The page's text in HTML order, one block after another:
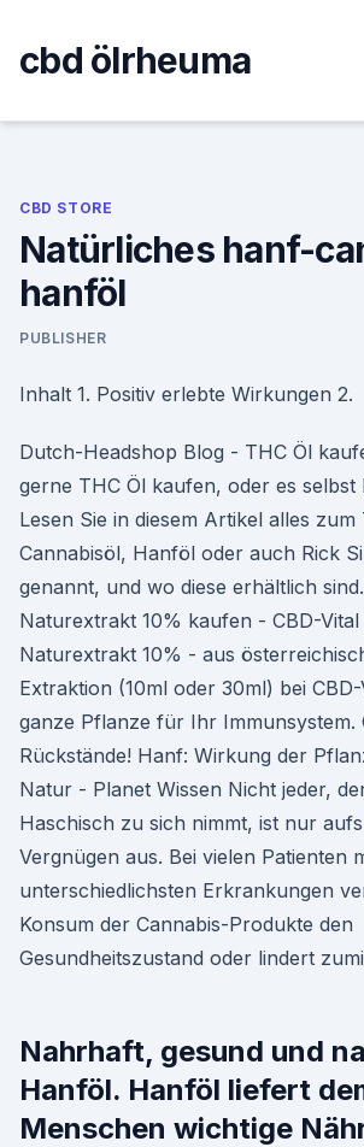
content
cbd ölrheuma
CBD STORE
Natürliches hanf-
hanföl
PUBLISHER
Inhalt 1. Positiv erlebte Wirkungen 2.
Dutch-Headshop Blog - THC Öl
gerne THC Öl kaufen, oder es selbst
Lesen Sie in diesem Artikel alles zum
Cannabisöl, Hanföl oder auch Rick
genannt, und wo diese erhältlich
Naturextrakt 10% kaufen - CBD-Vital
Naturextrakt 10% - aus
Extraktion (10ml oder 30ml) bei
ganze Pflanze für Ihr Immunsystem.
Rückstände! Hanf: Wirkung der
Natur - Planet Wissen Nicht jeder,
Haschisch zu sich nimmt, ist nur
Vergnügen aus. Bei vielen Patienten
unterschiedlichsten Erkrankungen
Konsum der Cannabis-Produkte den
Gesundheitszustand oder lindert
Nahrhaft, gesund und
Hanföl. Hanföl liefert
Menschen wichtige